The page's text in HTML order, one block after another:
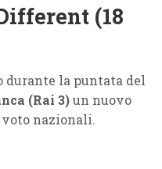
(18
durante la puntata del
(Rai 3)un nuovo
nazionali.